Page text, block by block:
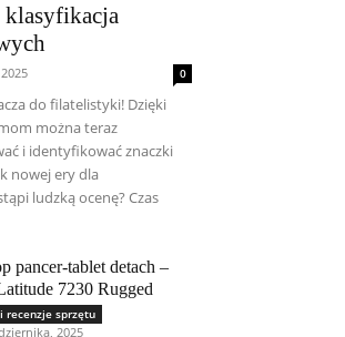
0
do filatelistyki! Dzięki
można teraz
i identyfikować znaczki
nowej ery dla
ludzką ocenę? Czas
pancer-tablet detach –
7230 Rugged
recenzje sprzętu
2025